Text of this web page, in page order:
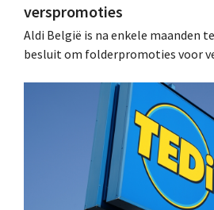
verspromoties
Aldi België is na enkele maanden
besluit om folderpromoties voor
werking treden: "Onze klanten
geïnformeerd worden." .